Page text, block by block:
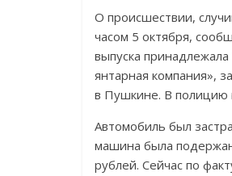
О происшествии,
часом 5 октября,
выпуска
янтарная компания»,
в Пушкине. В полицию
Автомобиль был
машина была
рублей. Сейчас по